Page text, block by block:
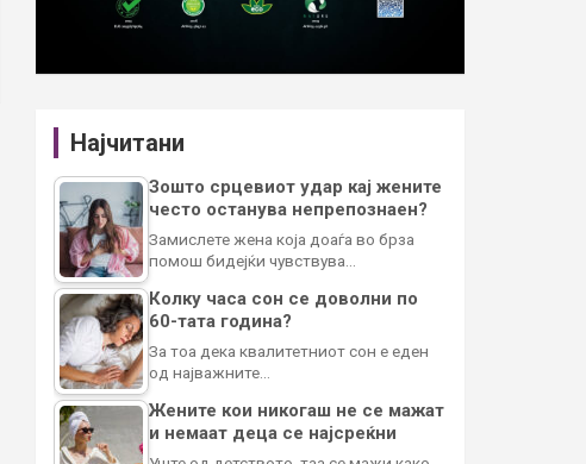
Најчитани
Зошто срцевиот удар кај жените
често останува непрепознаен?
Замислете жена која доаѓа во брза
помош бидејќи чувствува…
Колку часа сон се доволни по
60-тата година?
За тоа дека квалитетниот сон е еден
од најважните…
Жените кои никогаш не се мажат
и немаат деца се најсреќни